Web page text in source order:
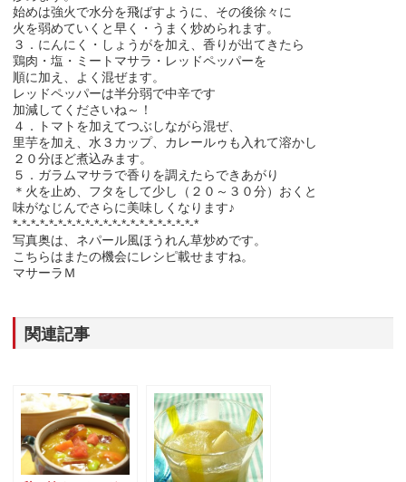
始めは強火で水分を飛ばすように、その後徐々に
火を弱めていくと早く・うまく炒められます。
３．にんにく・しょうがを加え、香りが出てきたら
鶏肉・塩・ミートマサラ・レッドペッパーを
順に加え、よく混ぜます。
レッドペッパーは半分弱で中辛です
加減してくださいね～！
４．トマトを加えてつぶしながら混ぜ、
里芋を加え、水３カップ、カレールゥも入れて溶かし
２０分ほど煮込みます。
５．ガラムマサラで香りを調えたらできあがり
＊火を止め、フタをして少し（２０～３０分）おくと
味がなじんでさらに美味しくなります♪
*-*-*-*-*-*-*-*-*-*-*-*-*-*-*-*-*-*-*-*-*
写真奥は、ネパール風ほうれん草炒めです。
こちらはまたの機会にレシピ載せますね。
マサーラＭ
関連記事